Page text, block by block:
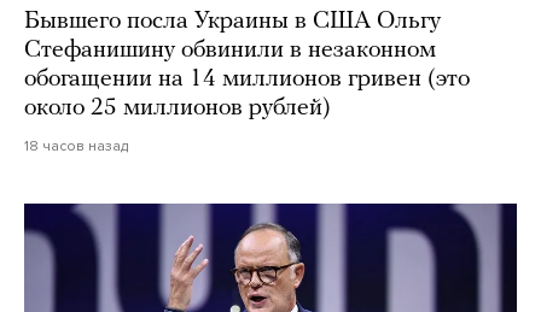
Бывшего посла Украины в США Ольгу
Стефанишину обвинили в незаконном
обогащении на 14 миллионов гривен (это
около 25 миллионов рублей)
18 часов назад